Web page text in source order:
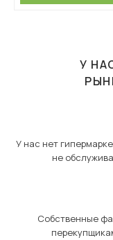
У
У нас нет
не
Собственные